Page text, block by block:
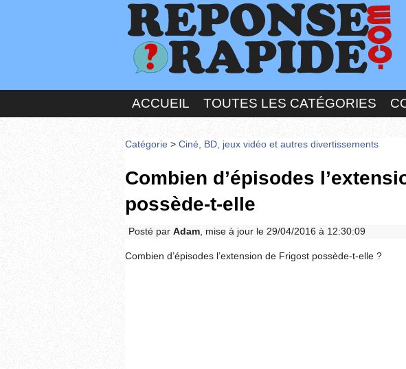
ACCUEIL TOUTES LES CATÉGORIES
Catégorie > Ciné, BD, jeux vidéo et autres divertissements
Combien d’épisodes
possède-t-elle
Posté par Adam , mise à jour le 29/04/2016 à 12:30:09
Combien d’épisodes l’extension de Frigost possède-t-elle ?